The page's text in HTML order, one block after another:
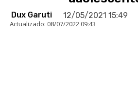
Dux Garuti 12/05/2021 15:49
Actualizado: 08/07/2022 09:43